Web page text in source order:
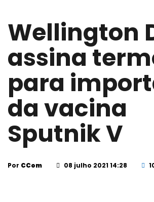
Wellington
assina
para
da vacina
Sputnik V
Por CCom 08 julho 2021 14:28